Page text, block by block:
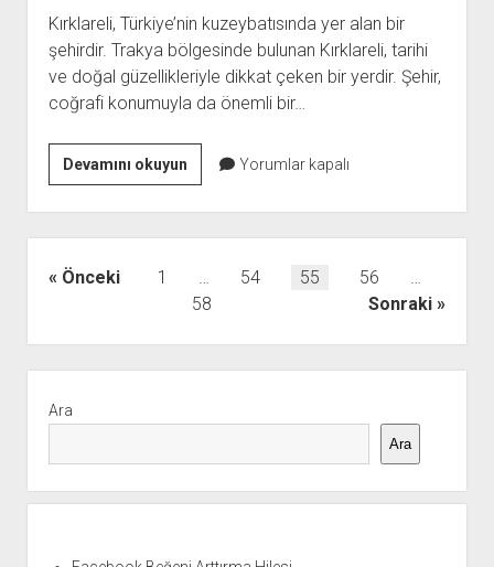
Kırklareli, Türkiye’nin kuzeybatısında yer alan bir
şehirdir. Trakya bölgesinde bulunan Kırklareli, tarihi
ve doğal güzellikleriyle dikkat çeken bir yerdir. Şehir,
coğrafi konumuyla da önemli bir…
Devamını okuyunKırklareli
Vize
Nasıl
Bir
Yorumlar kapalı
YazıÖnceki 1 … 54 55 56
…
58
Sonraki
Menü
Ara
Ara